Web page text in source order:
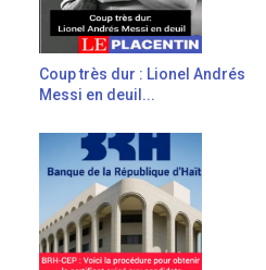
Coup très dur : Lionel Andrés
Messi en deuil...